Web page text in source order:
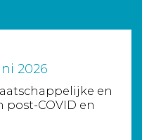
2026
en
post-COVID en